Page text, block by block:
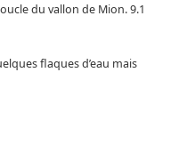
du vallon de Mion. 9.1
flaques d’eau mais